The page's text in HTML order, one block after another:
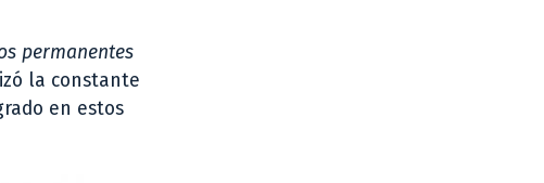
permanentes
la constante
en estos